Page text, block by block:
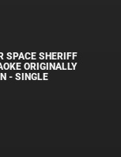
SPACE SHERIFF
ORIGINALLY
- SINGLE